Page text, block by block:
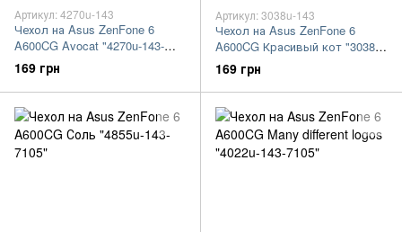
Артикул: 4270u-143
Чехол на Asus ZenFone 6
A600CG Avocat "4270u-143-
7105"
169 грн
Артикул: 3038u-143
Чехол на Asus ZenFone 6
A600CG Красивый кот "3038u-
143-7105"
169 грн